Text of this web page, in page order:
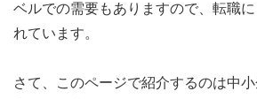
ベルでの需要もありますので、転職
れています。
さて、このページで紹介するのは中